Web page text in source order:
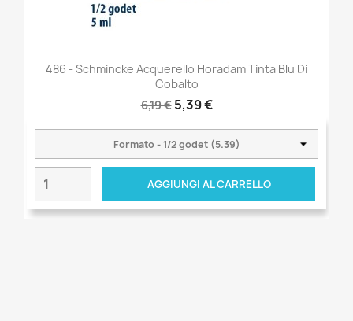
486 - Schmincke Acquerello Horadam Tinta Blu Di
Cobalto
6,19 € 5,39 €
AGGIUNGI AL CARRELLO